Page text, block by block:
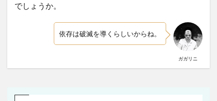
でしょうか。
ガガリニ
依存は破滅を導くらしいからね。